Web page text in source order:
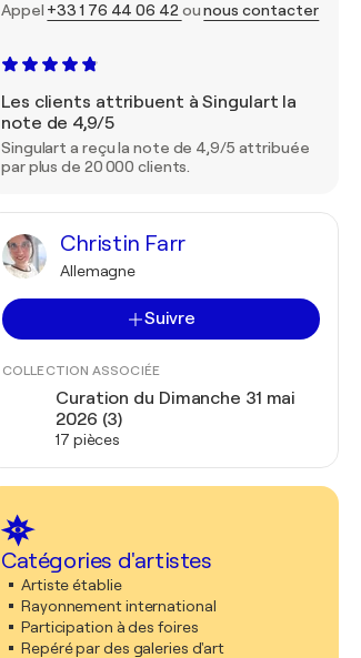
Appel +33 1 76 44 06 42 ounous contacter
Les clients attribuent à Singulart la
note de 4,9/5
Singulart a reçu la note de 4,9/5 attribuée
par plus de 20 000 clients.
Christin Farr
Allemagne
Suivre
COLLECTION ASSOCIÉE
Curation du Dimanche 31 mai
2026 (3)
17 pièces
Catégories d'artistes
Artiste établie
Rayonnement international
Participation à des foires
Repéré par des galeries d'art